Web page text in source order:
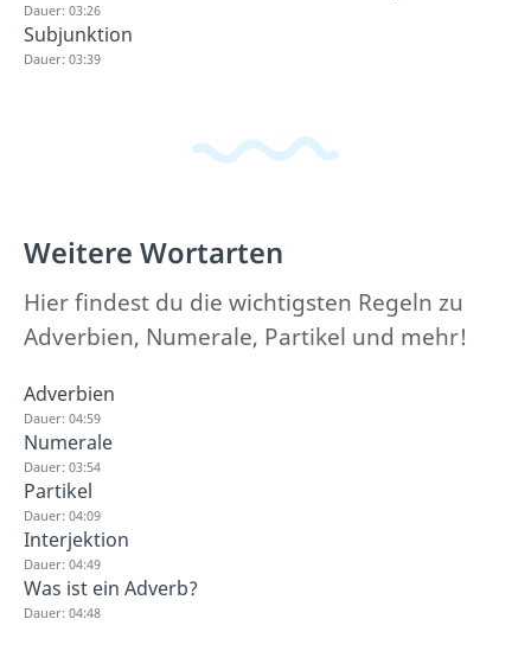
Dauer: 03:26
Subjunktion
Dauer: 03:39
Weitere Wortarten
Hier findest du die wichtigsten Regeln zu
Adverbien, Numerale, Partikel und mehr!
Adverbien
Dauer: 04:59
Numerale
Dauer: 03:54
Partikel
Dauer: 04:09
Interjektion
Dauer: 04:49
Was ist ein Adverb?
Dauer: 04:48